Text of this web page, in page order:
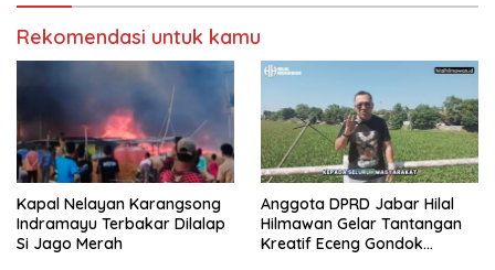
Rekomendasi untuk kamu
Kapal Nelayan Karangsong
Indramayu Terbakar Dilalap
Si Jago Merah
Anggota DPRD Jabar Hilal
Hilmawan Gelar Tantangan
Kreatif Eceng Gondok